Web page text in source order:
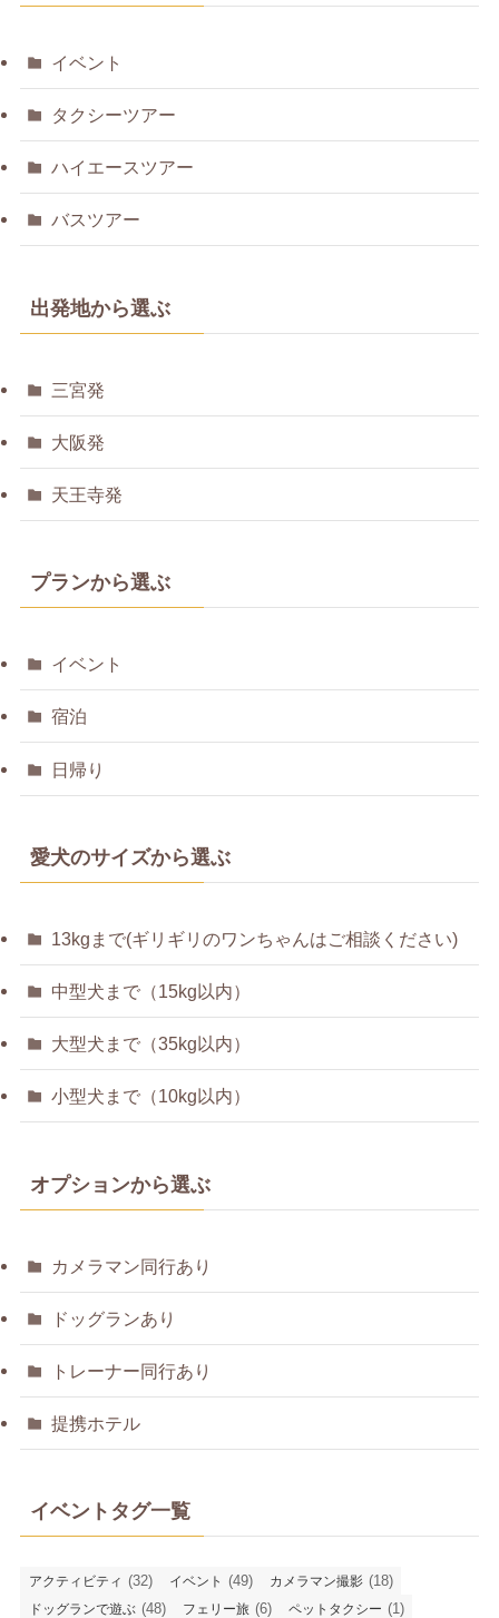
イベント
タクシーツアー
ハイエースツアー
バスツアー
出発地から選ぶ
三宮発
大阪発
天王寺発
プランから選ぶ
イベント
宿泊
日帰り
愛犬のサイズから選ぶ
13kgまで(ギリギリのワンちゃんはご相談ください)
中型犬まで（15kg以内）
大型犬まで（35kg以内）
小型犬まで（10kg以内）
オプションから選ぶ
カメラマン同行あり
ドッグランあり
トレーナー同行あり
提携ホテル
イベントタグ一覧
アクティビティ (32) イベント (49) カメラマン撮影 (18)
ドッグランで遊ぶ (48) フェリー旅 (6) ペットタクシー (1)